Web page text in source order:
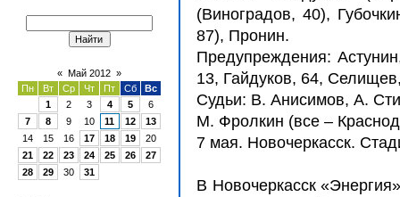
« Май 2012 »
Пн
Вт Ср Чт Пт Сб
Вс
1
2 3 4 5
6
7
8 9 10 11 12
13
14
15 16 17 18 19
20
21
22 23 24 25 26
27
28
29 30 31
(Виноградов, 40),
87), Пронин.
Предупреждения:
13, Гайдуков, 64,
Судьи: В. Анисимов, А.
М. Фролкин (все –
7 мая. Новочеркасск.
В Новочеркасск